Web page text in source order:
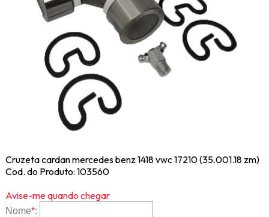
Cruzeta cardan mercedes benz 1418 vwc 17210 (35.001.18 zm)
Cod. do Produto: 103560
Avise-me quando chegar
Nome*: